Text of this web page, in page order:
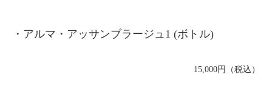
・アルマ・アッサンブラージュ1 (ボトル)
15,000円（税込）